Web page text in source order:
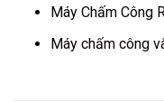
Máy Chấm Công
Máy chấm công